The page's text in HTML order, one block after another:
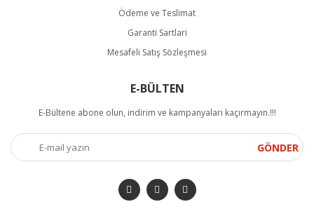
Ödeme ve Teslimat
Garanti Sartlari
Mesafeli Satış Sözleşmesi
E-BÜLTEN
E-Bültene abone olun, indirim ve kampanyaları kaçırmayın.!!!
GÖNDER